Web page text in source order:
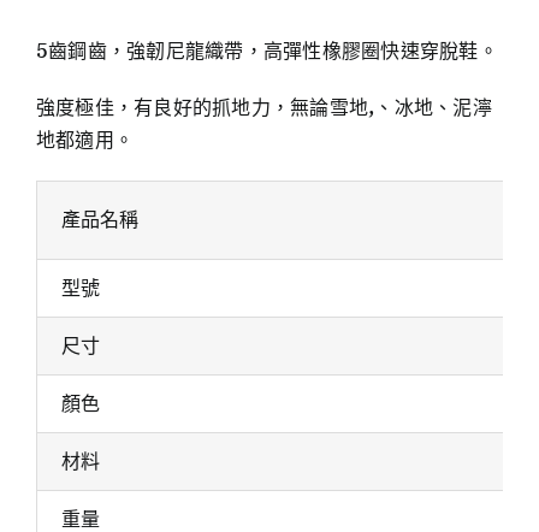
5齒鋼齒，強韌尼龍織帶，高彈性橡膠圈快速穿脫鞋。
強度極佳，有良好的抓地力，無論雪地,、冰地、泥濘
地都適用。
產品名稱
型號
尺寸
顏色
材料
重量